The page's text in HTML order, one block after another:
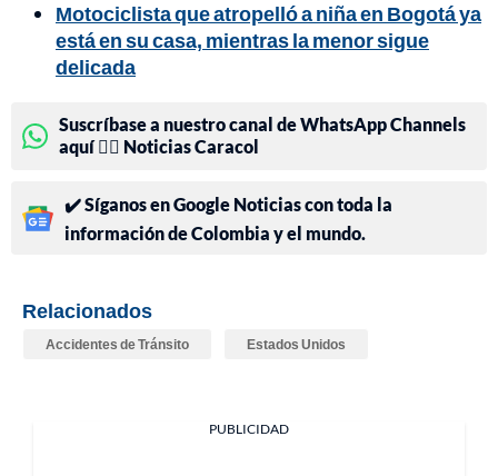
Motociclista que atropelló a niña en Bogotá ya
está en su casa, mientras la menor sigue
delicada
Suscríbase a nuestro canal de WhatsApp Channels
aquí 👉🏻 Noticias Caracol
✔️ Síganos en Google Noticias con toda la
información de Colombia y el mundo.
Relacionados
Accidentes de Tránsito Estados Unidos
PUBLICIDAD